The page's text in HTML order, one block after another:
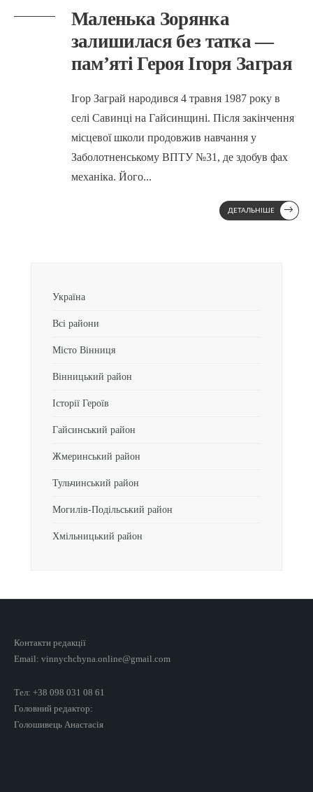
Маленька Зорянка
залишилася без татка —
пам’яті Героя Ігоря Заграя
Ігор Заграй народився 4 травня 1987 року в
селі Савинці на Гайсинщині. Після закінчення
місцевої школи продовжив навчання у
Заболотненському ВПТУ №31, де здобув фах
механіка. Його...
ДЕТАЛЬНІШЕ →
Україна
Всі райони
Місто Вінниця
Вінницький район
Історії Героїв
Гайсинський район
Жмеринський район
Тульчинський район
Могилів-Подільський район
Хмільницький район
Контакти редакції
Email: vinnychchyna.online@gmail.com
Тел: +38 098 031 08 61
Головний редактор:
Голошивець Анастасія